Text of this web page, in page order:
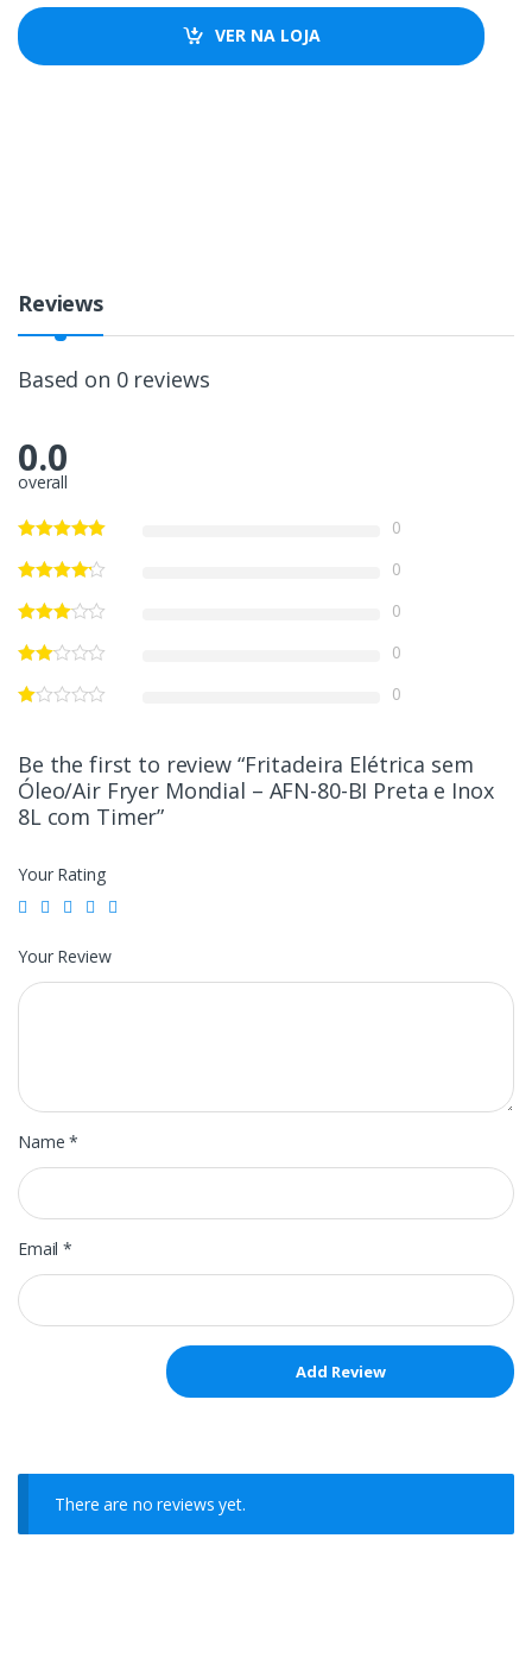
VER NA LOJA
Reviews
Based on 0 reviews
0.0
overall
0
0
0
0
0
Be the first to review “Fritadeira Elétrica sem
Óleo/Air Fryer Mondial – AFN-80-BI Preta e Inox
8L com Timer”
Your Rating
Your Review
Name*
Email*
There are no reviews yet.